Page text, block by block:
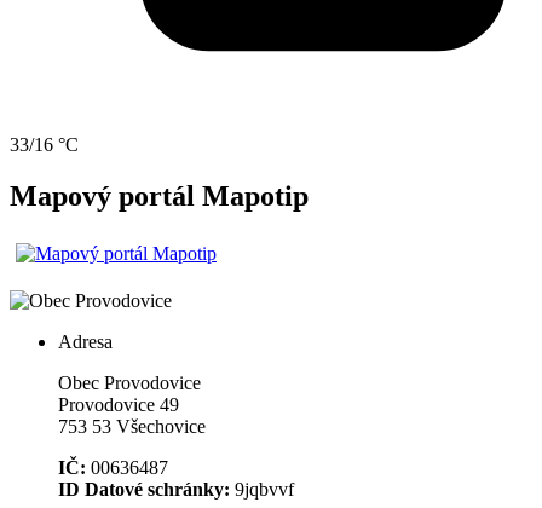
33/16 °C
Mapový portál Mapotip
Adresa
Obec Provodovice
Provodovice 49
753 53 Všechovice
IČ: 00636487
ID Datové schránky: 9jqbvvf